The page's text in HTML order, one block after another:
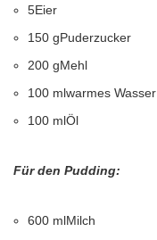
5Eier
150 gPuderzucker
200 gMehl
100 mlwarmes Wasser
100 mlÖl
Für den Pudding:
600 mlMilch